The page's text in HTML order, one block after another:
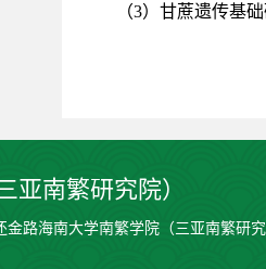
（3）甘蔗遗传基
南繁研究院）
路海南大学南繁学院（三亚南繁研